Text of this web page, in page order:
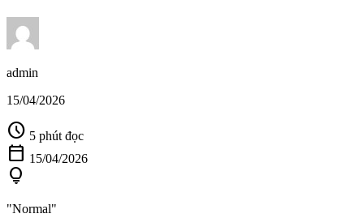
admin
15/04/2026
schedule 5 phút đọc
calendar_today 15/04/2026
lightbulb
"Normal"